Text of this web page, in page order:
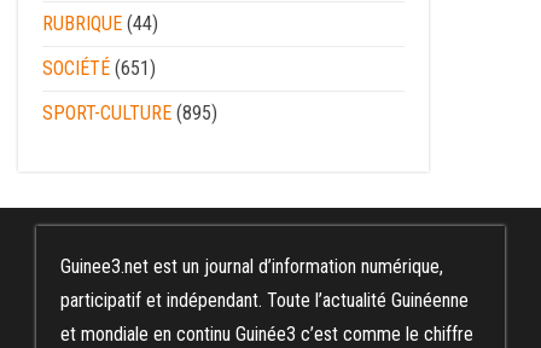
RUBRIQUE (44)
SOCIÉTÉ (651)
SPORT-CULTURE (895)
Guinee3.net est un journal d’information numérique,
participatif et indépendant. Toute l’actualité Guinéenne
et mondiale en continu Guinée3 c’est comme le chiffre